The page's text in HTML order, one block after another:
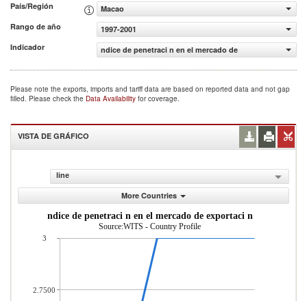
País/Región
Macao
Rango de año
1997-2001
Indicador
ndice de penetraci n en el mercado de exportaci n
Please note the exports, imports and tariff data are based on reported data and not gap
filled. Please check the Data Availability for coverage.
VISTA DE GRÁFICO
line
More Countries
ndice de penetraci n en el mercado de exportaci n
Source:WITS - Country Profile
3
2.7500